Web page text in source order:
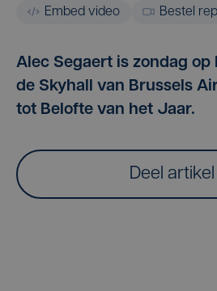
Embed video Bestel
Alec Segaert is zondag op
de Skyhall van Brussels
tot Belofte van het Jaar.
Deel artikel